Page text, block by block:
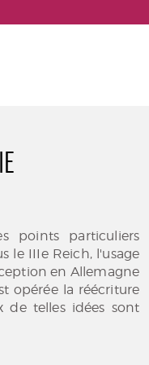
points particuliers
le IIIe Reich, l'usage
en Allemagne
opérée la réécriture
de telles idées sont